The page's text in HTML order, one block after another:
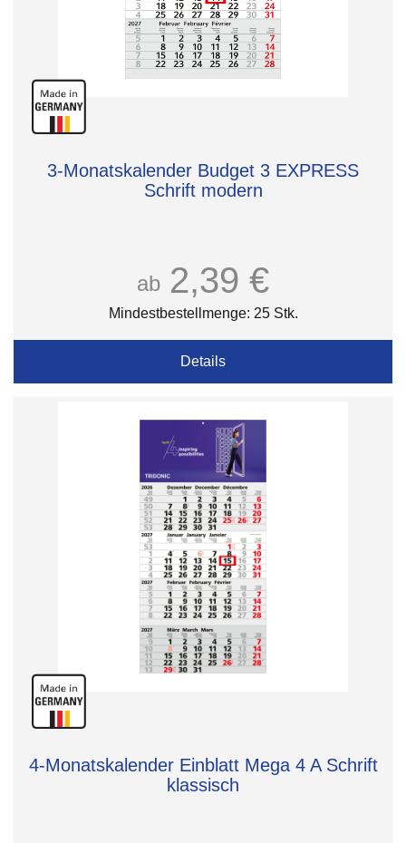
3-Monatskalender Budget 3 EXPRESS
Schrift modern
ab 2,39 €
Mindestbestellmenge: 25 Stk.
Details
4-Monatskalender Einblatt Mega 4 A Schrift
klassisch